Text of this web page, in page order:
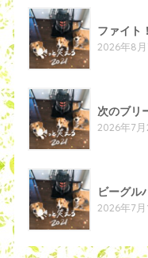
ファイト
2026年8月
次のブリ
2026年7月
ビーグル
2026年7月